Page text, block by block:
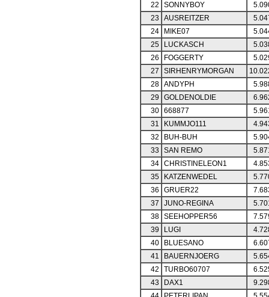
22
SONNYBOY
23
AUSREITZER
24
MIKE07
25
LUCKASCH
26
FOGGERTY
27
SIRHENRYMORGAN
28
ANDYPH
29
GOLDENOLDIE
30
668877
31
KUMMJO111
32
BUH-BUH
33
SAN REMO
34
CHRISTINELEON1
35
KATZENWEDEL
36
GRUER22
37
JUNO-REGINA
38
SEEHOPPER56
39
LUGI
40
BLUESANO
41
BAUERNJOERG
42
TURBO60707
43
DAX1